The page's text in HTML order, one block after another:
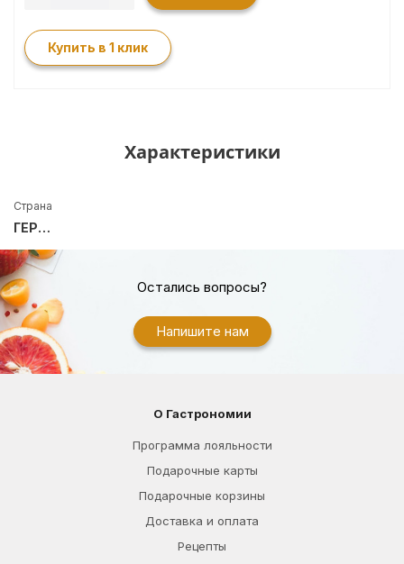
Купить в 1 клик
Характеристики
Страна
ГЕРМАНИЯ
Остались вопросы?
Напишите нам
О Гастрономии
Программа лояльности
Подарочные карты
Подарочные корзины
Доставка и оплата
Рецепты